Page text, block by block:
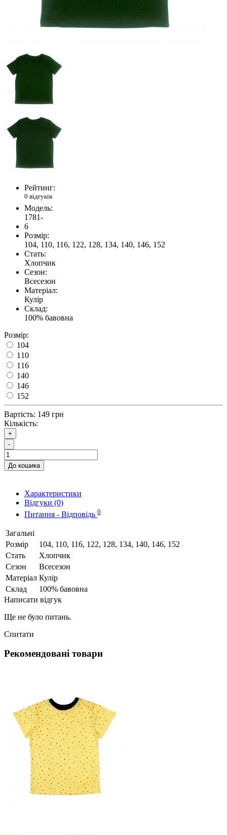
Рейтинг:
0 відгуків
Модель:
1781-
6
Розмір:
104, 110, 116, 122, 128, 134, 140, 146, 152
Стать:
Хлопчик
Сезон:
Всесезон
Матеріал:
Кулір
Склад:
100% бавовна
Розмір:
104
110
116
140
146
152
Вартість: 149 грн
Кількість:
+
-
До кошика
Характеристики
Відгуки (0)
Питання - Відповідь 0
Загальні
Розмір
104, 110, 116, 122, 128, 134, 140, 146, 152
Стать
Хлопчик
Сезон
Всесезон
Матеріал Кулір
Склад
100% бавовна
Написати відгук
Ще не було питань.
Спитати
Рекомендовані товари